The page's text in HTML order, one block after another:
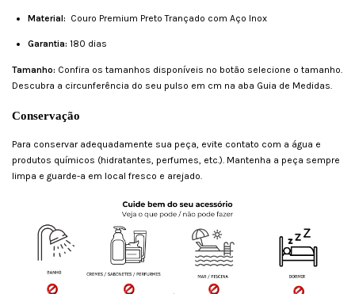
Material: Couro Premium Preto Trançado com Aço Inox
Garantia: 180 dias
Tamanho: Confira os tamanhos disponíveis no botão selecione o tamanho.
Descubra a circunferência do seu pulso em cm na aba Guia de Medidas.
Conservação
Para conservar adequadamente sua peça, evite contato com a água e
produtos químicos (hidratantes, perfumes, etc.). Mantenha a peça sempre
limpa e guarde-a em local fresco e arejado.